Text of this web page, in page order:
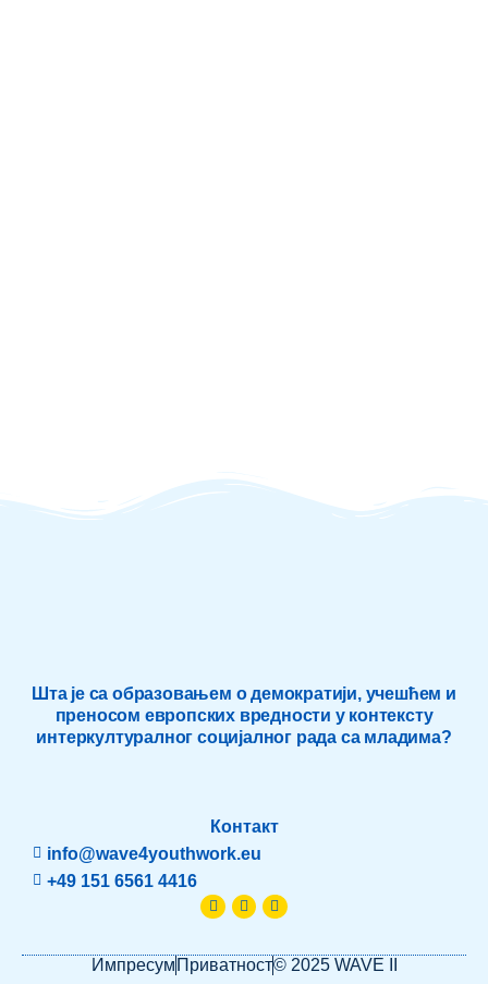
Шта је са образовањем о демократији, учешћем и
преносом европских вредности у контексту
интеркултуралног социјалног рада са младима?
Контакт
info@wave4youthwork.eu
+49 151 6561 4416
Facebook-
f
WhatsappInstagram
Импресум Приватност© 2025 WAVE II